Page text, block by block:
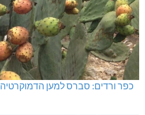
כפר ורדים: סברס למען הדמוקרטיה